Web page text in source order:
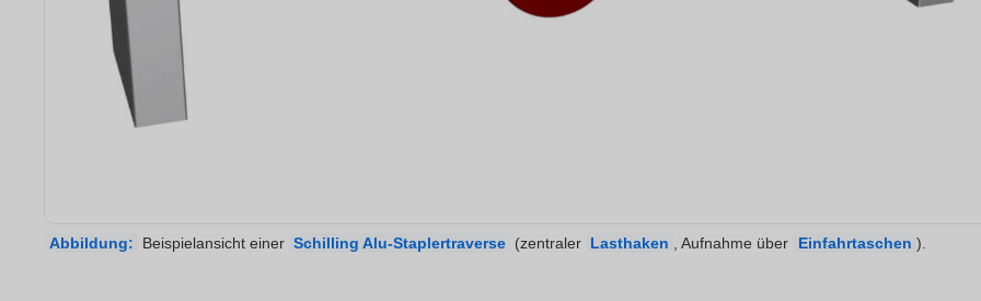
Abbildung: Beispielansicht einer Schilling Alu-Staplertraverse (zentraler Lasthaken , Aufnahme über Einfahrtaschen ).